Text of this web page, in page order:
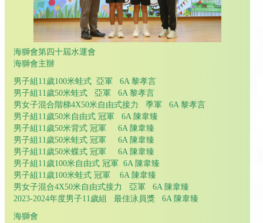
海獅會第四十屆水運會
海獅會主辦
男子組11歲100米蛙式 亞軍 6A 黎孝言
男子組11歲50米蛙式 亞軍 6A 黎孝言
男女子混合階梯4X50米自由式接力 季軍 6A 黎孝言
男子組11歲50米自由式 冠軍 6A 陳韋臻
男子組11歲50米背式 冠軍 6A 陳韋臻
男子組11歲50米蛙式 冠軍 6A 陳韋臻
男子組11歲50米蝶式 冠軍 6A 陳韋臻
男子組11歲100米自由式 冠軍 6A 陳韋臻
男子組11歲100米蛙式 冠軍 6A 陳韋臻
男女子混合4X50米自由式接力 亞軍 6A 陳韋臻
2023-2024年度男子11歲組 最佳泳員獎 6A 陳韋臻
海獅會